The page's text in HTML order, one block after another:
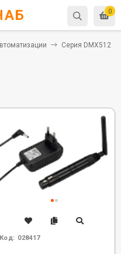
0
Серия DMX512
Код: 028417